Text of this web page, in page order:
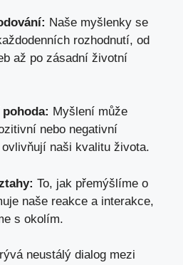
Naše myšlenky se
rozhodnutí, od
až po zásadní životní
Myšlení může
nebo negativní
naši kvalitu života.
To, jak přemýšlíme o
naše reakce a interakce,
s okolím.
neustálý dialog mezi